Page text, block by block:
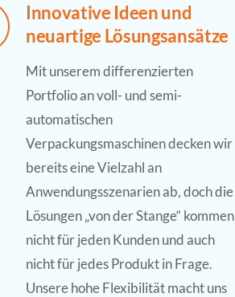
Innovative Ideen und
neuartige Lösungsansätze
Mit unserem differenzierten
Portfolio an voll- und semi-
automatischen
Verpackungsmaschinen decken wir
bereits eine Vielzahl an
Anwendungsszenarien ab, doch die
Lösungen „von der Stange“ kommen
nicht für jeden Kunden und auch
nicht für jedes Produkt in Frage.
Unsere hohe Flexibilität macht uns